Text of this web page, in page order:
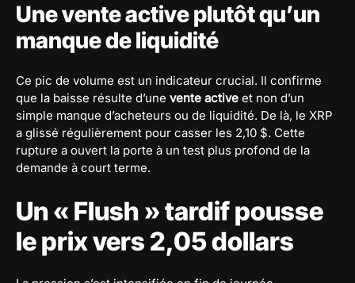
Une vente active plutôt qu’un
manque de liquidité
Ce pic de volume est un indicateur crucial. Il confirme
que la baisse résulte d’une vente active et non d’un
simple manque d’acheteurs ou de liquidité. De là, le XRP
a glissé régulièrement pour casser les 2,10 $. Cette
rupture a ouvert la porte à un test plus profond de la
demande à court terme.
Un « Flush » tardif pousse
le prix vers 2,05 dollars